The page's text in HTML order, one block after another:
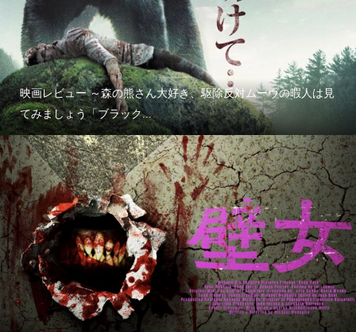
映画レビュー ～森の熊さん大好き、駆除反対ムーヴの暇人は見
てみましょう「ブラック...